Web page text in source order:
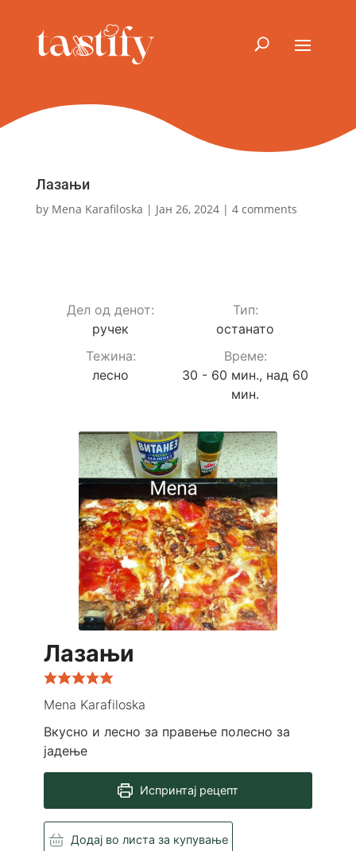
Лазањи
by Mena Karafiloska | Јан 26, 2024| 4 comments
Дел од денот:
ручек
Тип:
останато
Teжина:
лесно
Време:
30 - 60 мин., над 60
мин.
Лазањи
Mena Karafiloska
Вкусно и лесно за правење полесно за
јадење
Испринтај рецепт
Додај во листа за купување